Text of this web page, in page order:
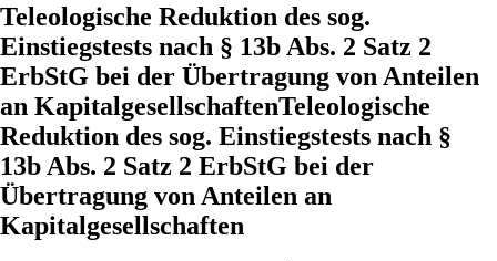
Teleologische Reduktion des sog.
Einstiegstests nach § 13b Abs. 2 Satz 2
ErbStG bei der Übertragung von Anteilen
an KapitalgesellschaftenTeleologische
Reduktion des sog. Einstiegstests nach §
13b Abs. 2 Satz 2 ErbStG bei der
Übertragung von Anteilen an
Kapitalgesellschaften